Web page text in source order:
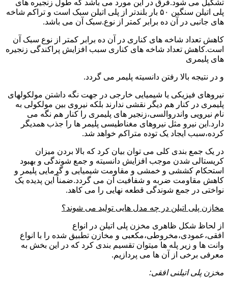
تشکیل می شود.فرق در این مورد می باشد که طول زنجیره های
پلی اتیلن سنگین ۵۰ بار بلندتر از پلی اتیلن سبک است و تراکم شاخه
های جانبی در آن ده برابر کمتر از نوع.سبک آن می باشد.
کاهش تعداد شاخه های کناری در آن ده برابر کمتر از نوع سبک آن
است.کاهش تعداد شاخه های کناری سبب افزایش پراکندگی زنجیره
های پلیمری
و در نتیجه بالا رفتن دانسیته پلیمر می گردد.
نیروهای فیزیکی یا شیمیایی خارجی در جهت نگه داشتن مولکولهای
پلیمری در کنار هم دیگر نقشی ندارند بلکه نیروی بین مولکولی به
نام نیرویی واندروالسی،زنجیر های پلیمری را کنار هم نگه می
دارد.این نیرو مثل نیروهای مغناطیسی پلیمر ها را جذب همدیگر
کرده،سبب ایجاد یک توده متراکم خواهد شد.
در یک جمع بندی کلی می توان بیان کرد که بالا بردن میزان
کریستالی شدن موجب افزایش دانسیته و جمع شوندگی و بهبود
استحکام کششی و خمشی و مقاومت شیمیایی و گرمایی پلیمر و
کاهش مقاومت ضربه و شفافیت آن می گردد.ضمناً این پدیده یک
نواختی در جمع شوندگی قطعه نهایی را می کاهد.
مخازن پلی اتیلن در چه مدل هایی تولید می شوند؟
از لحاظ شکل ظاهری مخزن پلی اتیلن در انواع
افقی،عمودی،مخروطی،مکعبی و مخازن تطبیق شده را با انواع
وانت ها و زیر پله ها میتوان تقسیم بندی کرد که در این بخش به
معرفی برخی از آن ها می پردازیم.
مخزن پلی اتیلنی افقی: